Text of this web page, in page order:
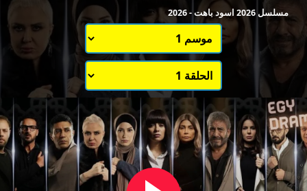
مسلسل 2026 اسود باهت - 2026
اختيار الموسم
قائمة حلقات الموسم 1